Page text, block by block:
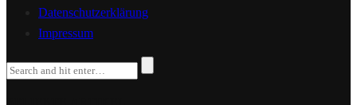
Datenschutzerklärung
Impressum